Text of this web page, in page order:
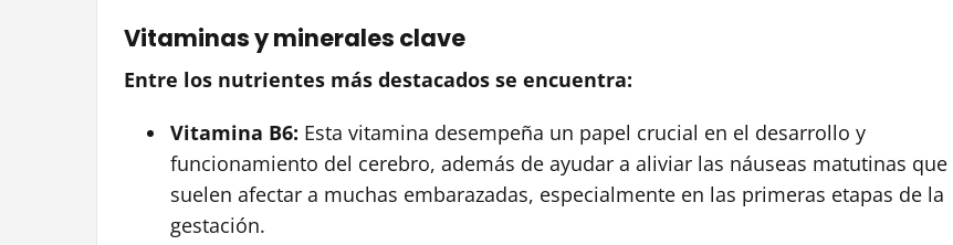
Vitaminas y minerales clave
Entre los nutrientes más destacados se encuentra:
Vitamina B6: Esta vitamina desempeña un papel crucial en el desarrollo y
funcionamiento del cerebro, además de ayudar a aliviar las náuseas matutinas que
suelen afectar a muchas embarazadas, especialmente en las primeras etapas de la
gestación.